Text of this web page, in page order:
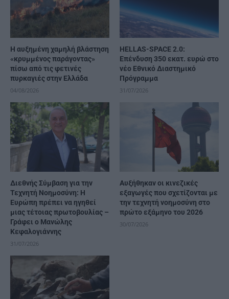
Η αυξημένη χαμηλή βλάστηση
«κρυμμένος παράγοντας»
πίσω από τις φετινές
πυρκαγιές στην Ελλάδα
04/08/2026
HELLAS-SPACE 2.0:
Επένδυση 350 εκατ. ευρώ στο
νέο Εθνικό Διαστημικό
Πρόγραμμα
31/07/2026
Διεθνής Σύμβαση για την
Τεχνητή Νοημοσύνη: Η
Ευρώπη πρέπει να ηγηθεί
μιας τέτοιας πρωτοβουλίας –
Γράφει ο Μανώλης
Κεφαλογιάννης
31/07/2026
Αυξήθηκαν οι κινεζικές
εξαγωγές που σχετίζονται με
την τεχνητή νοημοσύνη στο
πρώτο εξάμηνο του 2026
30/07/2026